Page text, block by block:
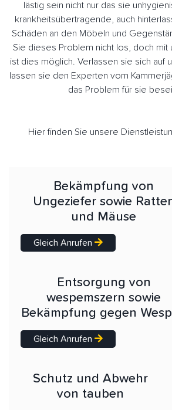
lästig sein nicht nur das sie
krankheitsübertragende, auch
Schäden an den Möbeln und
Sie dieses Problem nicht los, doch mit
ist dies möglich. Verlassen sie sich auf
lassen sie den Experten vom
das Problem für sie
Hier finden Sie unsere
Bekämpfung von
Ungeziefer sowie
und Mäuse
Gleich Anrufen
Entsorgung von
wespemszern sowie
Bekämpfung gegen
Gleich Anrufen
Schutz und Abwehr
von tauben